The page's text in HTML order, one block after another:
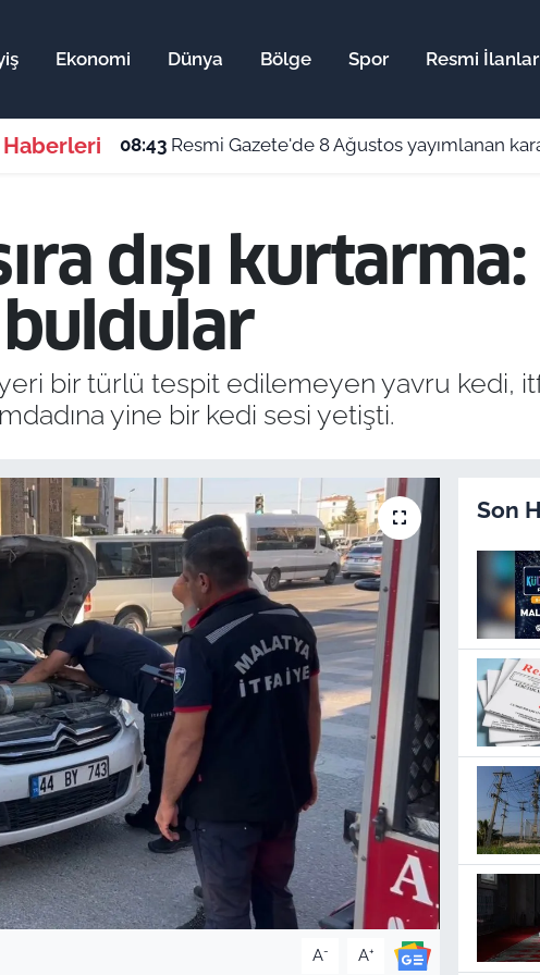
Ekonomi Dünya Bölge Spor Resmi İlanlar
Haberleri 08:43 Resmi Gazete'de 8 Ağustos yayımlanan
dışı
bir türlü tespit edilemeyen yavru kedi,
yine bir kedi sesi yetişti.
A- A+
Son